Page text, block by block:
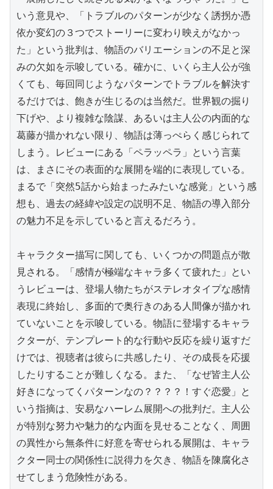
いう意見や、「トラブルのパターンが少なく誘拐か憑
依か変幻の３つでストーリーに変わり映えがなかっ
た」という批判は、物語のバリエーションの不足と深
みの欠如を示唆している。確かに、いくら主人公が強
くても、毎回同じようなパターンでトラブルを解決す
るだけでは、飽きが生じるのは当然だ。世界観の掘り
下げや、より複雑な陰謀、あるいは主人公の内面的な
葛藤が描かれない限り、物語は薄っぺらく感じられて
しまう。レビューにある「ペラッペラ」という言葉
は、まさにその表面的な展開を端的に表現している。
まるで「突然5話から始まったみたいな感覚」という感
想も、過去の経緯や設定の説明不足、物語の導入部分
の魅力不足を示していると言えるだろう。
キャラクター描写に関しても、いくつかの問題点が散
見される。「感情が極端なキャラ多くて疲れた」とい
うレビューは、登場人物たちがステレオタイプな感情
表現に終始し、多面的で奥行きのある人間像が描かれ
ていないことを示唆している。物語に登場するキャラ
クターが、テンプレート的な行動や反応を繰り返すだ
けでは、視聴者は彼らに共感したり、その成長を応援
したりすることが難しくなる。また、「なぜ皆主人公
好きになってくパターンなの？？？？！すぐ恋愛」と
いう指摘は、安易なハーレム展開への批判だ。主人公
が特別な努力や魅力的な内面を見せることなく、周囲
の異性から無条件に好意を寄せられる展開は、キャラ
クター同士の関係性に説得力を欠き、物語を陳腐化さ
せてしまう危険性がある。